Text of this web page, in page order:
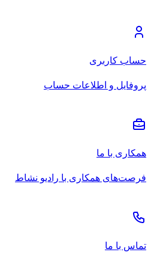
حساب کاربری
پروفایل و اطلاعات حساب
همکاری با ما
فرصت‌های همکاری با رادیو نشاط
تماس با ما